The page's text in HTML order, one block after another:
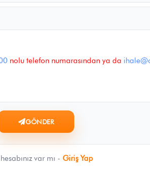
nolu telefon numarasından ya da
GÖNDER
var mı - Giriş Yap